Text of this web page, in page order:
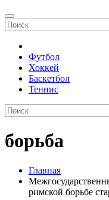
Футбол
Хоккей
Баскетбол
Теннис
борьба
Главная
римской борьбе